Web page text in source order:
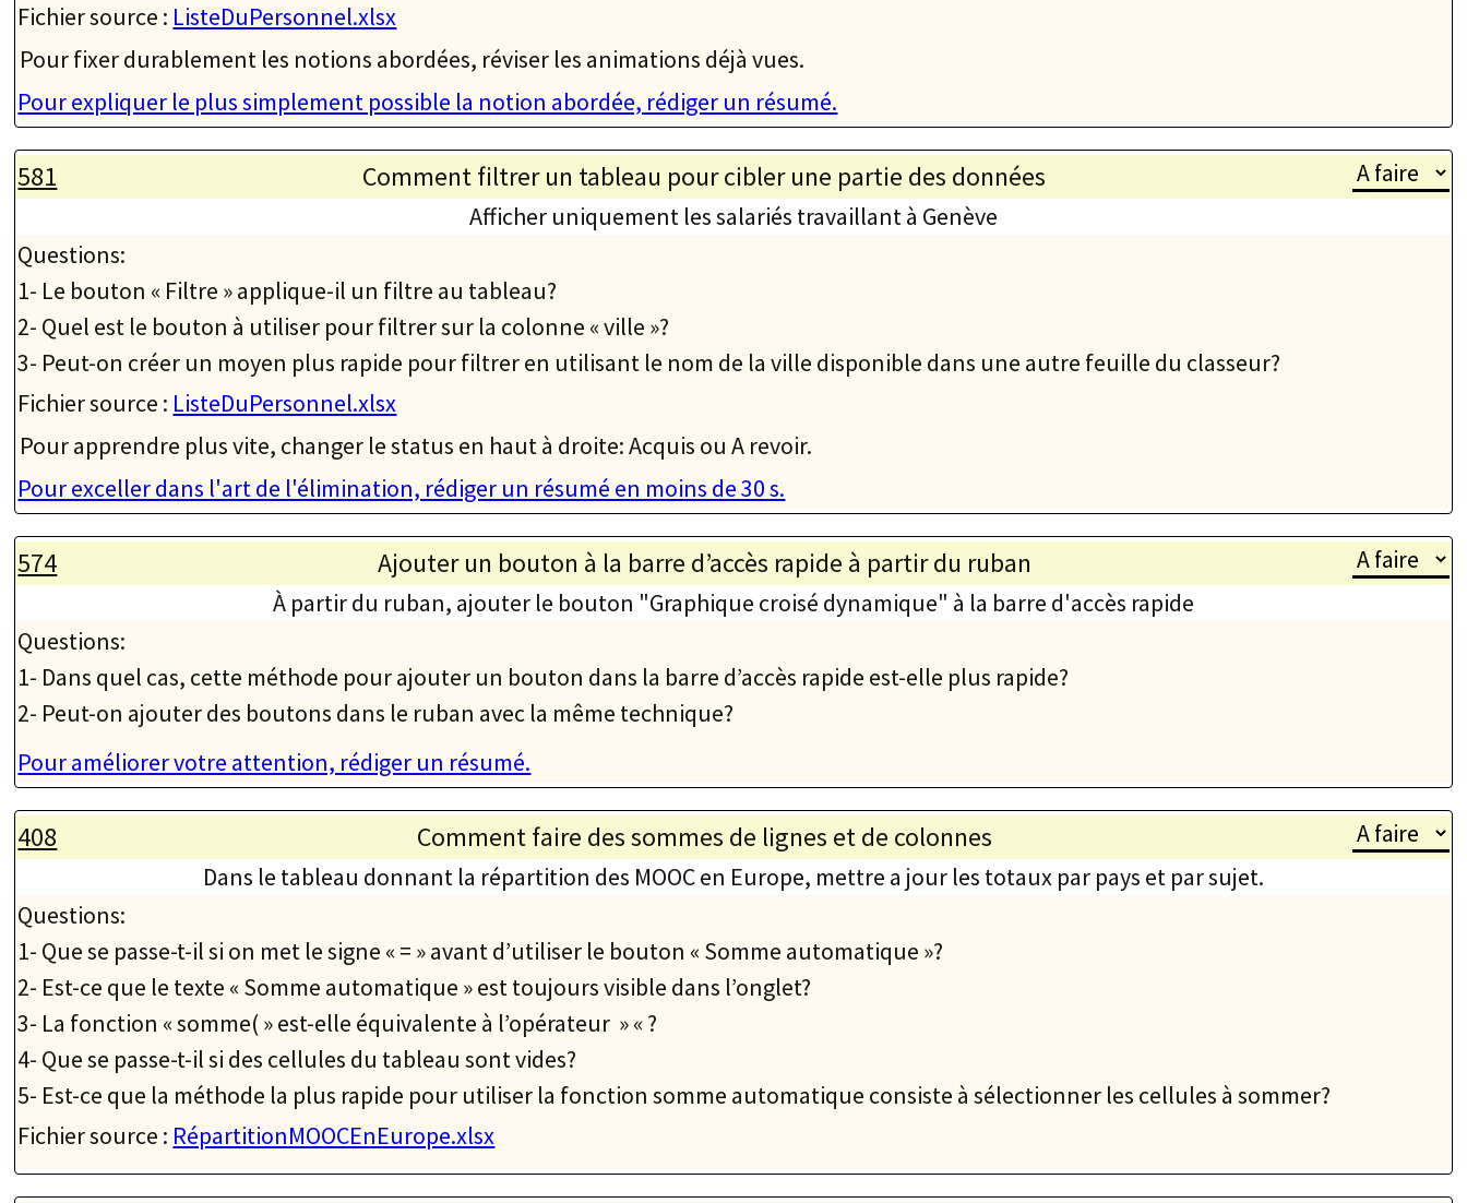
Fichier source : ListeDuPersonnel.xlsx
Pour fixer durablement les notions abordées, réviser les animations déjà vues.
Pour expliquer le plus simplement possible la notion abordée, rédiger un résumé.
581 Comment filtrer un tableau pour cibler une partie des données
Afficher uniquement les salariés travaillant à Genève
Questions:
1- Le bouton « Filtre » applique-il un filtre au tableau?
2- Quel est le bouton à utiliser pour filtrer sur la colonne « ville »?
3- Peut-on créer un moyen plus rapide pour filtrer en utilisant le nom de la ville disponible dans une autre feuille du classeur?
Fichier source : ListeDuPersonnel.xlsx
Pour apprendre plus vite, changer le status en haut à droite: Acquis ou A revoir.
Pour exceller dans l'art de l'élimination, rédiger un résumé en moins de 30 s.
574 Ajouter un bouton à la barre d’accès rapide à partir du ruban
À partir du ruban, ajouter le bouton "Graphique croisé dynamique" à la barre d'accès rapide
Questions:
1- Dans quel cas, cette méthode pour ajouter un bouton dans la barre d’accès rapide est-elle plus rapide?
2- Peut-on ajouter des boutons dans le ruban avec la même technique?
Pour améliorer votre attention, rédiger un résumé.
408 Comment faire des sommes de lignes et de colonnes
Dans le tableau donnant la répartition des MOOC en Europe, mettre a jour les totaux par pays et par sujet.
Questions:
1- Que se passe-t-il si on met le signe « = » avant d’utiliser le bouton « Somme automatique »?
2- Est-ce que le texte « Somme automatique » est toujours visible dans l’onglet?
3- La fonction « somme( » est-elle équivalente à l’opérateur » « ?
4- Que se passe-t-il si des cellules du tableau sont vides?
5- Est-ce que la méthode la plus rapide pour utiliser la fonction somme automatique consiste à sélectionner les cellules à sommer?
Fichier source : RépartitionMOOCEnEurope.xlsx